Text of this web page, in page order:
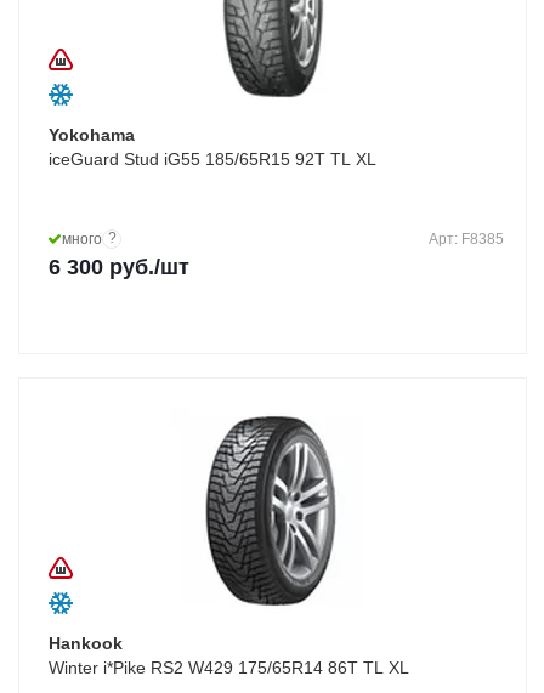
Yokohama
iceGuard Stud iG55 185/65R15 92T TL XL
много ? Арт: F8385
6 300 руб./шт
Hankook
Winter i*Pike RS2 W429 175/65R14 86T TL XL